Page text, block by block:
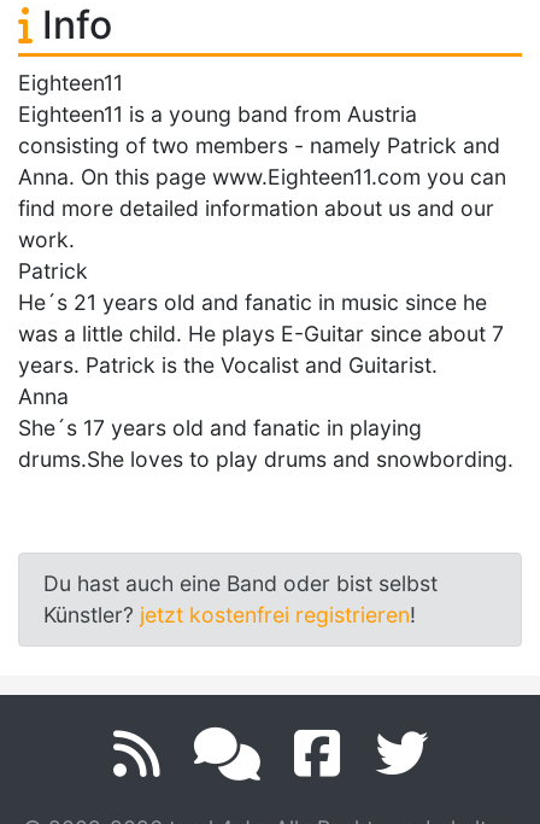
Info
Eighteen11
Eighteen11 is a young band from Austria
consisting of two members - namely Patrick and
Anna. On this page www.Eighteen11.com you can
find more detailed information about us and our
work.
Patrick
He´s 21 years old and fanatic in music since he
was a little child. He plays E-Guitar since about 7
years. Patrick is the Vocalist and Guitarist.
Anna
She´s 17 years old and fanatic in playing
drums.She loves to play drums and snowbording.
Du hast auch eine Band oder bist selbst
Künstler? jetzt kostenfrei registrieren!